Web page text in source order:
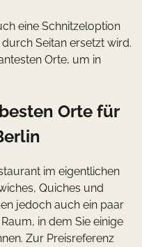
eine Schnitzeloption
Seitan ersetzt wird.
Orte, um in
Orte für
im eigentlichen
Quiches und
jedoch auch ein paar
in dem Sie einige
Zur Preisreferenz